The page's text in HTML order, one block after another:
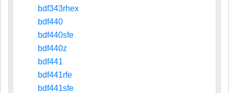
bdf343rhex
bdf440
bdf440sfe
bdf440z
bdf441
bdf441rfe
bdf441sfe